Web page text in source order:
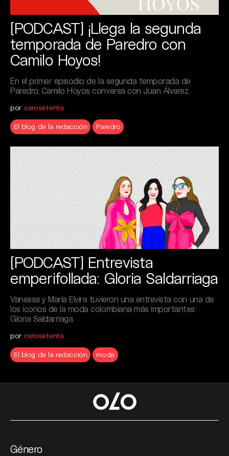
[PODCAST] ¡Llega la segunda
temporada de Paredro con
Camilo Hoyos!
En el primer episodio de la segunda temporada de
Paredro, Camilo Hoyos conversa con Juan Álvarez.
por cerosetenta
El blog de la redacción Paredro
[PODCAST] Entrevista
emperifollada: Gloria Saldarriaga
Vanessa y María Elvira tuvieron una entrevista con una de
los íconos de la moda colombiana más importantes:
Gloria Saldarriaga.
por cerosetenta
El blog de la redacción moda
Género